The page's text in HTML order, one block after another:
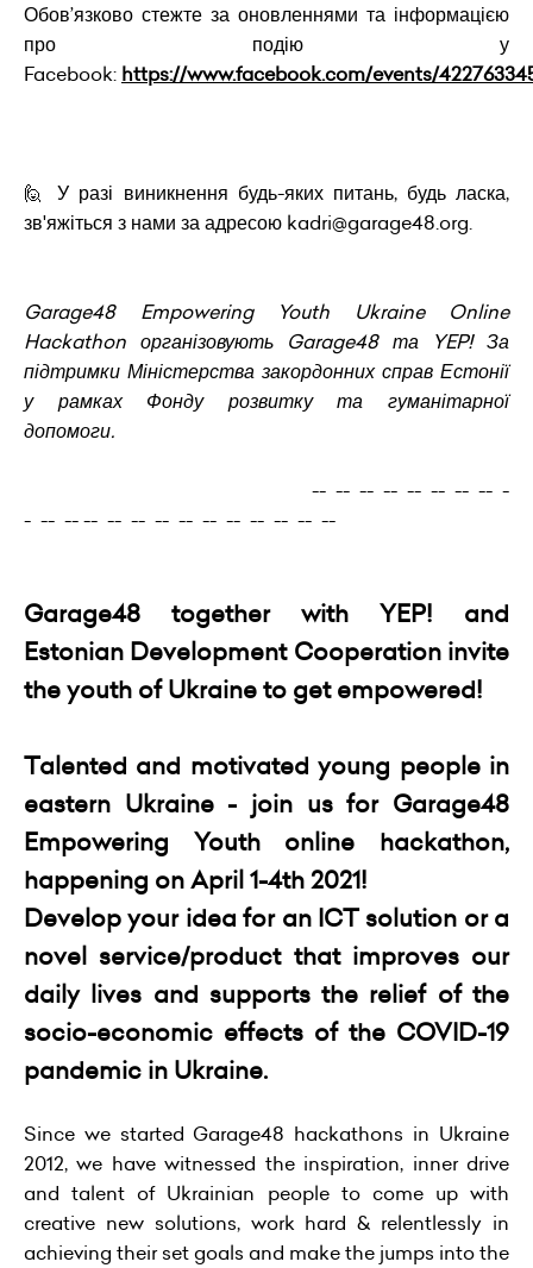
Обов’язково стежте за оновленнями та інформацією
про подію у
Facebook: https://www.facebook.com/events/
🙋 У разі виникнення будь-яких питань, будь ласка,
зв'яжіться з нами за адресою kadri@garage48.org.
Garage48 Empowering Youth Ukraine Online
Hackathon організовують Garage48 та YEP! За
підтримки Міністерства закордонних справ Естонії
у рамках Фонду розвитку та гуманітарної
допомоги.
-- -- -- -- -- -- -- -- -
- -- -- -- -- -- -- -- -- -- -- -- -- --
Garage48 together with YEP! and
Estonian Development Cooperation invite
the youth of Ukraine to get empowered!
Talented and motivated young people in
eastern Ukraine - join us for Garage48
Empowering Youth online hackathon,
happening on April 1-4th 2021!
Develop your idea for an ICT solution or a
novel service/product that improves our
daily lives and supports the relief of the
socio-economic effects of the COVID-19
pandemic in Ukraine.
Since we started Garage48 hackathons in Ukraine
2012, we have witnessed the inspiration, inner drive
and talent of Ukrainian people to come up with
creative new solutions, work hard & relentlessly in
achieving their set goals and make the jumps into the